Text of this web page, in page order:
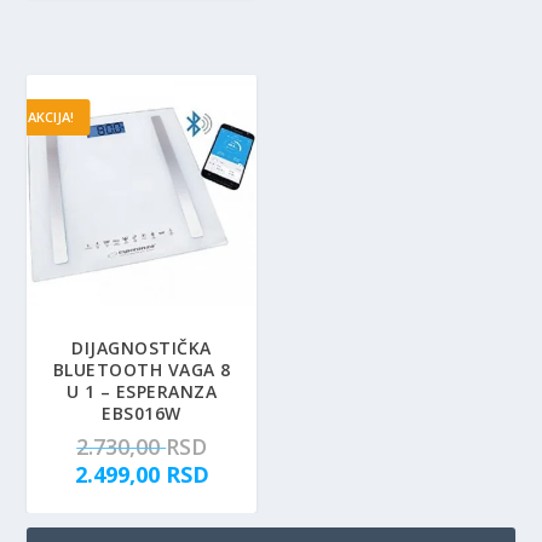
AKCIJA!
DIJAGNOSTIČKA
BLUETOOTH VAGA 8
U 1 – ESPERANZA
EBS016W
2.730,00RSD
r
g
2.499,00 RSDT
e